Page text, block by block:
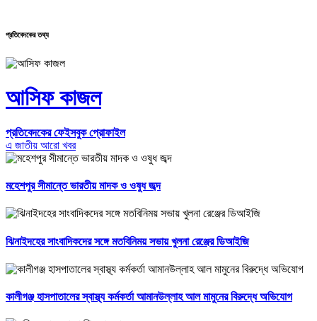
প্রতিবেদকের তথ্য
আসিফ কাজল
প্রতিবেদকের ফেইসবুক প্রোফাইল
এ জাতীয় আরো খবর
মহেশপুর সীমান্তে ভারতীয় মাদক ও ওষুধ জব্দ
ঝিনাইদহের সাংবাদিকদের সঙ্গে মতবিনিময় সভায় খুলনা রেঞ্জের ডিআইজি
কালীগঞ্জ হাসপাতালের স্বাস্থ্য কর্মকর্তা আমানউল্লাহ আল মামুনের বিরুদ্ধে অভিযোগ